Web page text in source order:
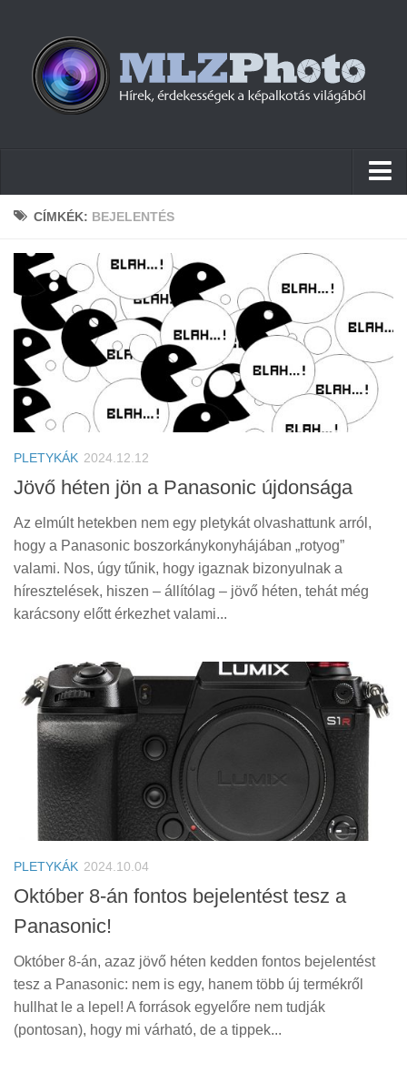
Hírek
Cikkek
Szoftver
Firmware
Tudástár
Tanácsok
Érdekességek
Helyszíni Riport
E-BB
CÍMKÉK: BEJELENTÉS
PLETYKÁK 2024.12.12
Jövő héten jön a Panasonic újdonsága
Az elmúlt hetekben nem egy pletykát olvashattunk arról,
hogy a Panasonic boszorkánykonyhájában „rotyog”
valami. Nos, úgy tűnik, hogy igaznak bizonyulnak a
híresztelések, hiszen – állítólag – jövő héten, tehát még
karácsony előtt érkezhet valami...
PLETYKÁK 2024.10.04
Október 8-án fontos bejelentést tesz a
Panasonic!
Október 8-án, azaz jövő héten kedden fontos bejelentést
tesz a Panasonic: nem is egy, hanem több új termékről
hullhat le a lepel! A források egyelőre nem tudják
(pontosan), hogy mi várható, de a tippek...